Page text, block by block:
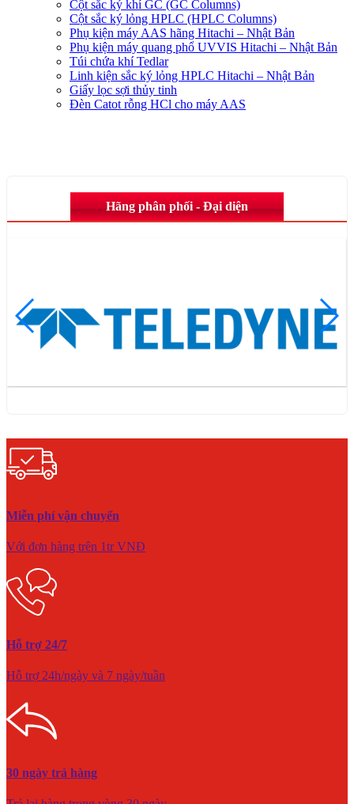
Cột sắc ký khí GC (GC Columns)
Cột sắc ký lỏng HPLC (HPLC Columns)
Phụ kiện máy AAS hãng Hitachi – Nhật Bản
Phụ kiện máy quang phổ UVVIS Hitachi – Nhật Bản
Túi chứa khí Tedlar
Linh kiện sắc ký lỏng HPLC Hitachi – Nhật Bản
Giấy lọc sợi thủy tinh
Đèn Catot rỗng HCl cho máy AAS
Hãng phân phối - Đại diện
Miễn phí vận chuyển
Với đơn hàng trên 1tr VNĐ
Hỗ trợ 24/7
Hỗ trợ 24h/ngày và 7 ngày/tuần
30 ngày trả hàng